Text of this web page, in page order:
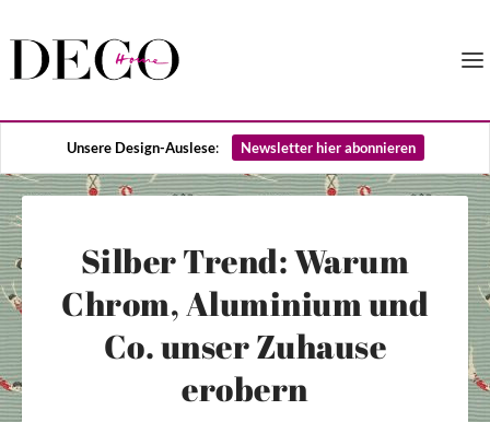
Unsere Design-Auslese: Newsletter hier abonnieren
Silber Trend: Warum
Chrom, Aluminium und
Co. unser Zuhause
erobern